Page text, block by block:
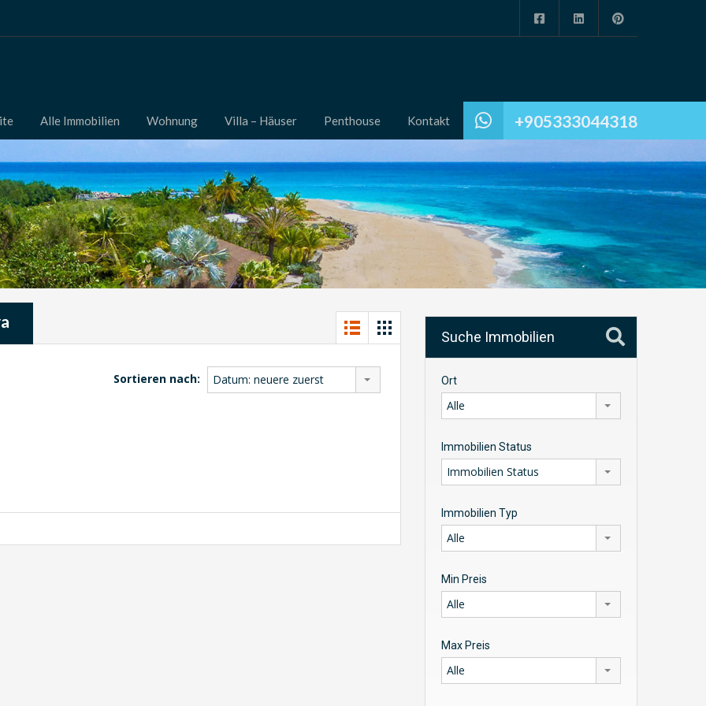
+905333044318
Alle Immobilien Wohnung Villa – Häuser Penthouse Kontakt
Sortieren nach: Datum: neuere zuerst
Suche Immobilien
Ort
Alle
Immobilien Status
Immobilien Status
Immobilien Typ
Alle
Min Preis
Alle
Max Preis
Alle